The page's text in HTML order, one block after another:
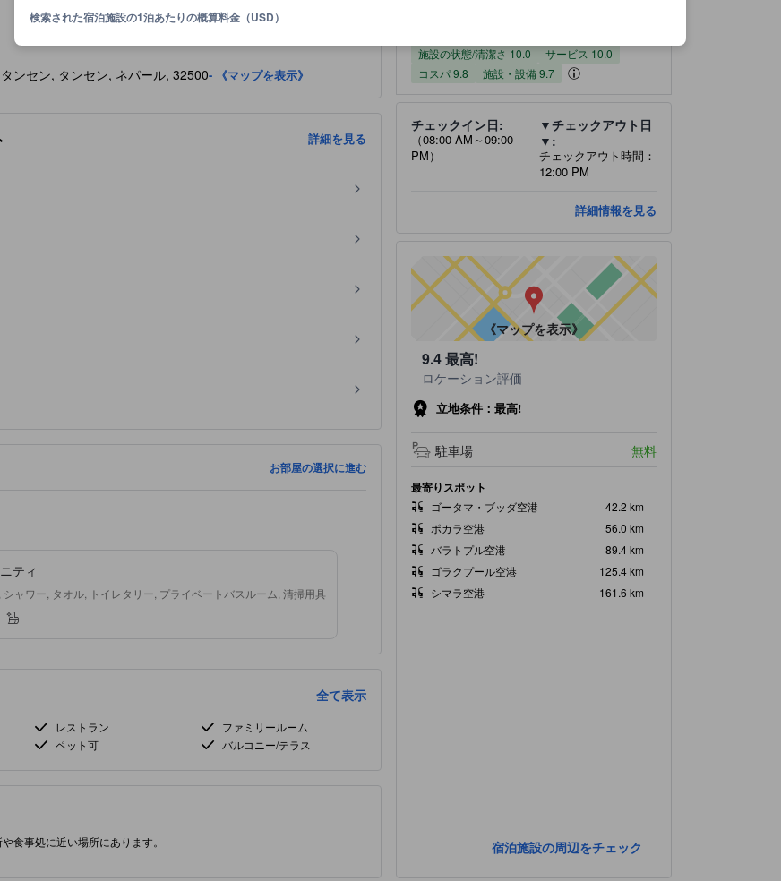
検索された宿泊施設の1泊あたりの概算料金（USD）
ンセン, タンセン, ネパール, 32500- 《マップを表示》
詳細を見る
お部屋の選択に進む
ティ
シャワー, タオル, トイレタリー, プライベートバスルーム, 清掃用具
全て表示
レストラン
ファミリールーム
ペット可 バルコニー/テラス
食事処に近い場所にあります。
施設の状態/清潔さ 10.0
サービス 10.0
コスパ 9.8
施設・設備 9.7
チェックイン日:
（08:00 AM～09:00
PM）
▼チェックアウト日
▼:
チェックアウト時間：
12:00 PM
詳細情報を見る
《マップを表示》
9.4最高!
ロケーション評価
立地条件：最高!
駐車場 無料
最寄りスポット
ゴータマ・ブッダ空港
42.2 km
ポカラ空港
56.0 km
バラトプル空港
89.4 km
ゴラクプール空港
125.4 km
シマラ空港
161.6 km
宿泊施設の周辺をチェック